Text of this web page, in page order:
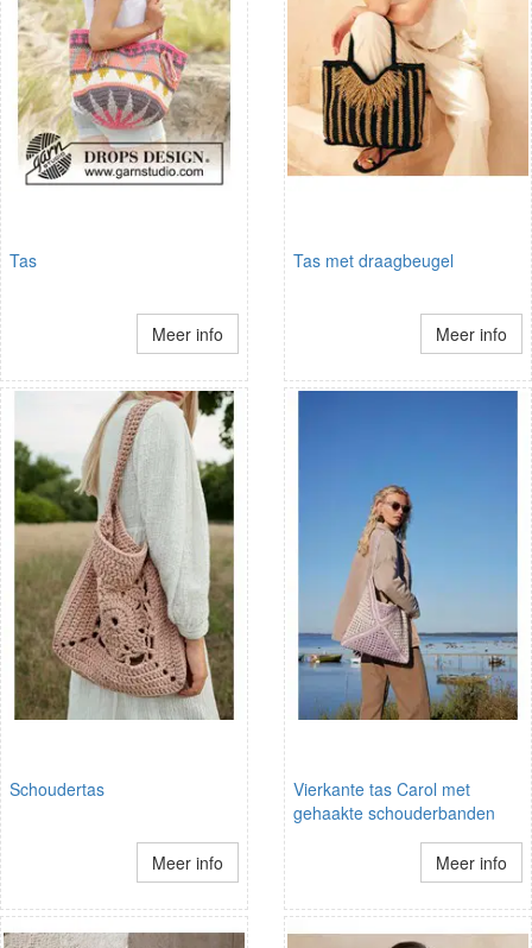
Tas
Meer info
Tas met draagbeugel
Meer info
Schoudertas
Meer info
Vierkante tas Carol met
gehaakte schouderbanden
Meer info